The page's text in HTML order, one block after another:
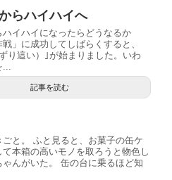
らハイハイへ
ハイハイになったらどうなるか
戦」に成功してしばらくすると、
り這い）｣が始まりました。いわ
記事を読む
ごと。 ふと見ると、お菓子の缶ケ
て本箱の高いモノを取ろうと物色し
んがいた。 缶の台に乗るほど知